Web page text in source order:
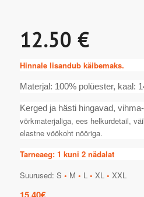
12.50 €
Hinnale lisandub käibemaks.
Materjal: 100% polüester, kaal:
Kerged ja hästi hingavad,
võrkmaterjaliga, ees helkurdetail,
elastne vöökoht nööriga.
Tarneaeg: 1 kuni 2 nädalat
Suurused: S • M • L • XL • XXL